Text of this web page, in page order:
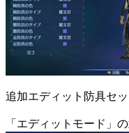
追加エディット防具セ
「エディットモード」